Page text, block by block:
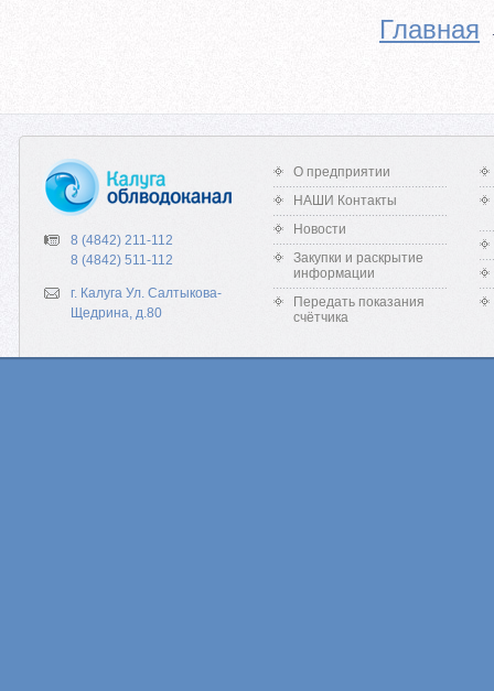
Главная
8 (4842) 211-112
8 (4842) 511-112
г. Калуга Ул. Салтыкова-
Щедрина, д.80
О предприятии
НАШИ Контакты
Новости
Закупки и раскрытие
информации
Передать показания
счётчика